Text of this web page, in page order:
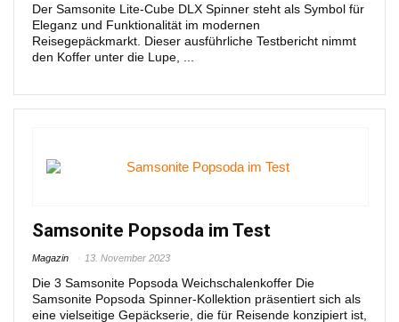
Der Samsonite Lite-Cube DLX Spinner steht als Symbol für
Eleganz und Funktionalität im modernen
Reisegepäckmarkt. Dieser ausführliche Testbericht nimmt
den Koffer unter die Lupe, ...
Samsonite Popsoda im Test
Magazin 13. November 2023
Die 3 Samsonite Popsoda Weichschalenkoffer Die
Samsonite Popsoda Spinner-Kollektion präsentiert sich als
eine vielseitige Gepäckserie, die für Reisende konzipiert ist,